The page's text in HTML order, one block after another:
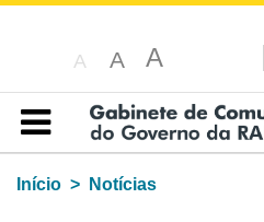
A A A
Índice
Início
Notícias